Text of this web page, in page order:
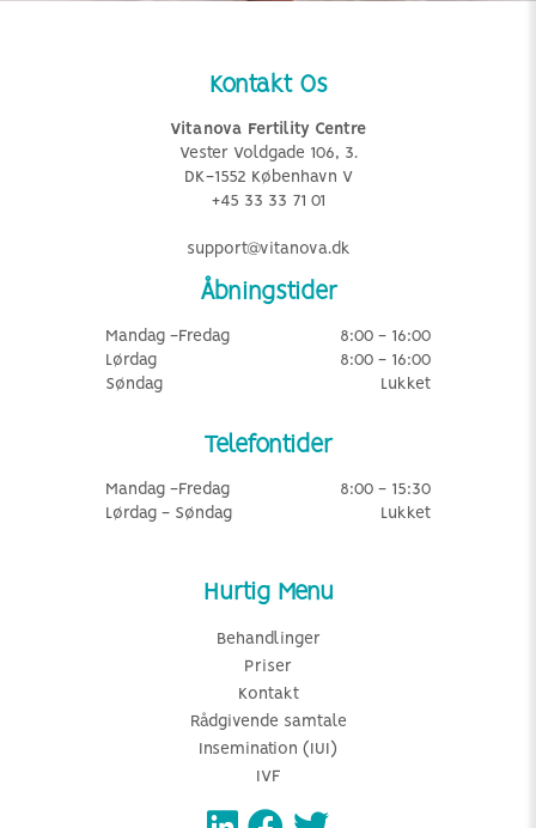
Kontakt Os
Vitanova Fertility Centre
Vester Voldgade 106, 3.
DK-1552 København V
+45 33 33 71 01
support@vitanova.dk
Åbningstider
Mandag -Fredag
8:00 - 16:00
Lørdag
8:00 - 16:00
Søndag
Lukket
Telefontider
Mandag -Fredag
8:00 - 15:30
Lørdag - Søndag
Lukket
Hurtig Menu
Behandlinger
Priser
Kontakt
Rådgivende samtale
Insemination (IUI)
IVF